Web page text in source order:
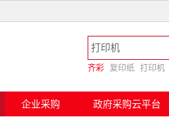
齐彩 复印纸 打印机
企业采购 政府采购云平台